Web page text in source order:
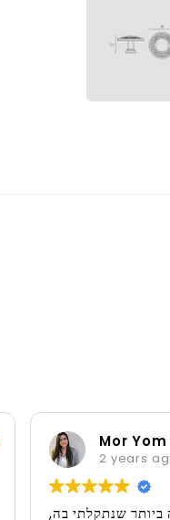
Mor
2 years
ביותר שנתקלתי בה,